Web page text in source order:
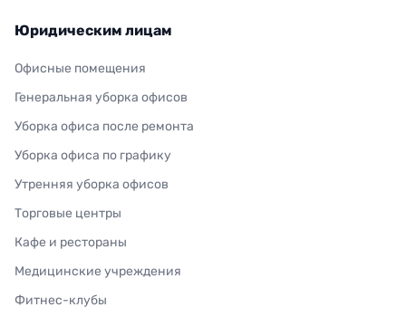
Юридическим лицам
Офисные помещения
Генеральная уборка офисов
Уборка офиса после ремонта
Уборка офиса по графику
Утренняя уборка офисов
Торговые центры
Кафе и рестораны
Медицинские учреждения
Фитнес-клубы